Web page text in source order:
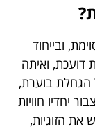
ובייחוד
דועכת, ואיתה
הגחלת בוערת,
יחדיו חוויות
הזוגיות,